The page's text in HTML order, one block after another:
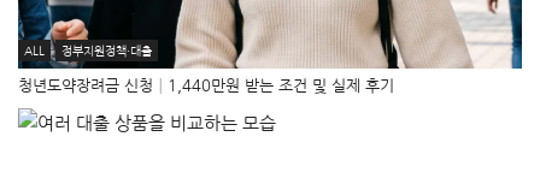
ALL 정부지원정책·대출
청년도약장려금 신청│1,440만원 받는 조건 및 실제 후기